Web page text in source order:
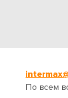
По всем